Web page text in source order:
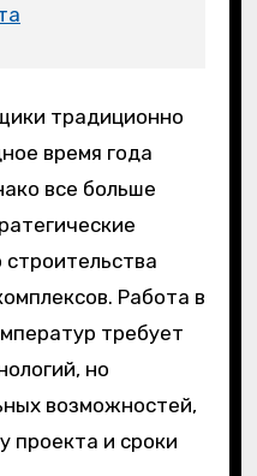
традиционно
время года
все больше
Работа в
требует
но
возможностей,
проекта и сроки